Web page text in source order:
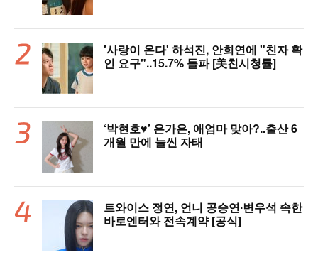
'사랑이 온다' 하석진, 안희연에 "친자 확
인 요구"..15.7% 돌파 [美친시청률]
‘박현호♥’ 은가은, 애엄마 맞아?..출산 6
개월 만에 늘씬 자태
트와이스 정연, 언니 공승연∙변우석 속한
바로엔터와 전속계약 [공식]